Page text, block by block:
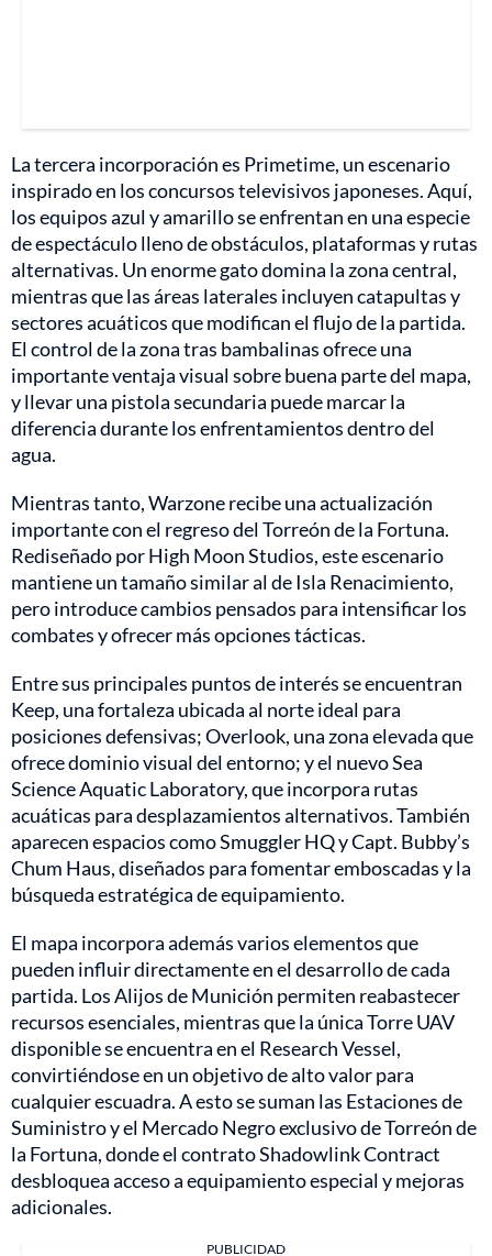
La tercera incorporación es Primetime, un escenario
inspirado en los concursos televisivos japoneses. Aquí,
los equipos azul y amarillo se enfrentan en una especie
de espectáculo lleno de obstáculos, plataformas y rutas
alternativas. Un enorme gato domina la zona central,
mientras que las áreas laterales incluyen catapultas y
sectores acuáticos que modifican el flujo de la partida.
El control de la zona tras bambalinas ofrece una
importante ventaja visual sobre buena parte del mapa,
y llevar una pistola secundaria puede marcar la
diferencia durante los enfrentamientos dentro del
agua.
Mientras tanto, Warzone recibe una actualización
importante con el regreso del Torreón de la Fortuna.
Rediseñado por High Moon Studios, este escenario
mantiene un tamaño similar al de Isla Renacimiento,
pero introduce cambios pensados para intensificar los
combates y ofrecer más opciones tácticas.
Entre sus principales puntos de interés se encuentran
Keep, una fortaleza ubicada al norte ideal para
posiciones defensivas; Overlook, una zona elevada que
ofrece dominio visual del entorno; y el nuevo Sea
Science Aquatic Laboratory, que incorpora rutas
acuáticas para desplazamientos alternativos. También
aparecen espacios como Smuggler HQ y Capt. Bubby’s
Chum Haus, diseñados para fomentar emboscadas y la
búsqueda estratégica de equipamiento.
El mapa incorpora además varios elementos que
pueden influir directamente en el desarrollo de cada
partida. Los Alijos de Munición permiten reabastecer
recursos esenciales, mientras que la única Torre UAV
disponible se encuentra en el Research Vessel,
convirtiéndose en un objetivo de alto valor para
cualquier escuadra. A esto se suman las Estaciones de
Suministro y el Mercado Negro exclusivo de Torreón de
la Fortuna, donde el contrato Shadowlink Contract
desbloquea acceso a equipamiento especial y mejoras
adicionales.
PUBLICIDAD